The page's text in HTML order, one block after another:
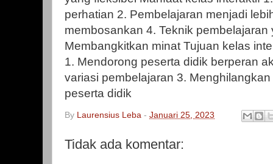
perhatian 2. Pembelajaran menjadi
membosankan 4. Teknik pembelajaran
Membangkitkan minat Tujuan kelas
1. Mendorong peserta didik berperan
variasi pembelajaran 3.
peserta didik
By Laurensius Leba - Januari 25, 2023
Tidak ada komentar: